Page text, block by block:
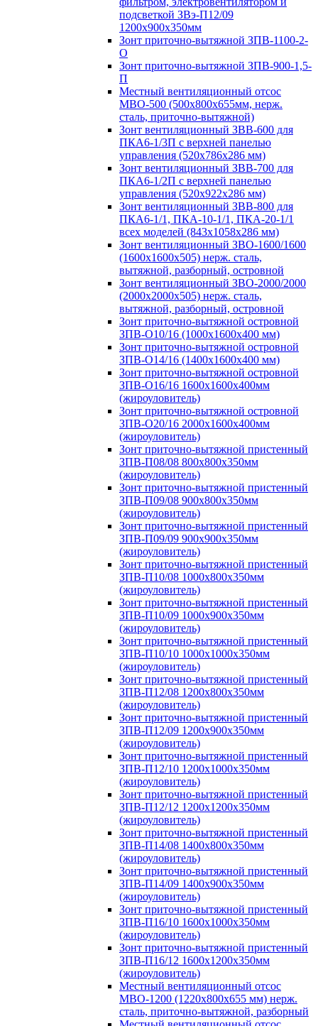
подсветкой ЗВэ-П12/09
1200х900х350мм
Зонт приточно-вытяжной ЗПВ-1100-2-
О
Зонт приточно-вытяжной ЗПВ-900-1,5-
П
Местный вентиляционный отсос
МВО-500 (500х800х655мм, нерж.
сталь, приточно-вытяжной)
Зонт вентиляционный ЗВВ-600 для
ПКА6-1/3П с верхней панелью
управления (520х786х286 мм)
Зонт вентиляционный ЗВВ-700 для
ПКА6-1/2П с верхней панелью
управления (520х922х286 мм)
Зонт вентиляционный ЗВВ-800 для
ПКА6-1/1, ПКА-10-1/1, ПКА-20-1/1
всех моделей (843х1058х286 мм)
Зонт вентиляционный ЗВО-1600/1600
(1600х1600х505) нерж. сталь,
вытяжной, разборный, островной
Зонт вентиляционный ЗВО-2000/2000
(2000х2000х505) нерж. сталь,
вытяжной, разборный, островной
Зонт приточно-вытяжной островной
ЗПВ-О10/16 (1000х1600х400 мм)
Зонт приточно-вытяжной островной
ЗПВ-О14/16 (1400х1600х400 мм)
Зонт приточно-вытяжной островной
ЗПВ-О16/16 1600х1600х400мм
(жироуловитель)
Зонт приточно-вытяжной островной
ЗПВ-О20/16 2000х1600х400мм
(жироуловитель)
Зонт приточно-вытяжной пристенный
ЗПВ-П08/08 800х800х350мм
(жироуловитель)
Зонт приточно-вытяжной пристенный
ЗПВ-П09/08 900х800х350мм
(жироуловитель)
Зонт приточно-вытяжной пристенный
ЗПВ-П09/09 900х900х350мм
(жироуловитель)
Зонт приточно-вытяжной пристенный
ЗПВ-П10/08 1000х800х350мм
(жироуловитель)
Зонт приточно-вытяжной пристенный
ЗПВ-П10/09 1000х900х350мм
(жироуловитель)
Зонт приточно-вытяжной пристенный
ЗПВ-П10/10 1000х1000х350мм
(жироуловитель)
Зонт приточно-вытяжной пристенный
ЗПВ-П12/08 1200х800х350мм
(жироуловитель)
Зонт приточно-вытяжной пристенный
ЗПВ-П12/09 1200х900х350мм
(жироуловитель)
Зонт приточно-вытяжной пристенный
ЗПВ-П12/10 1200х1000х350мм
(жироуловитель)
Зонт приточно-вытяжной пристенный
ЗПВ-П12/12 1200х1200х350мм
(жироуловитель)
Зонт приточно-вытяжной пристенный
ЗПВ-П14/08 1400х800х350мм
(жироуловитель)
Зонт приточно-вытяжной пристенный
ЗПВ-П14/09 1400х900х350мм
(жироуловитель)
Зонт приточно-вытяжной пристенный
ЗПВ-П16/10 1600х1000х350мм
(жироуловитель)
Зонт приточно-вытяжной пристенный
ЗПВ-П16/12 1600х1200х350мм
(жироуловитель)
Местный вентиляционный отсос
МВО-1200 (1220х800х655 мм) нерж.
сталь, приточно-вытяжной, разборный